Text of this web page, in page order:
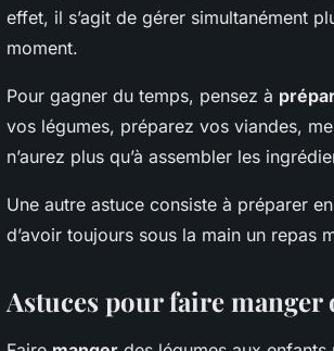
effet, il s’agit de gérer simultanément
moment.
Pour gagner du temps, pensez à
vos légumes, préparez vos viandes,
n’aurez plus qu’à assembler les
Une autre astuce consiste à préparer
d’avoir toujours sous la main un repas
Astuces pour faire manger